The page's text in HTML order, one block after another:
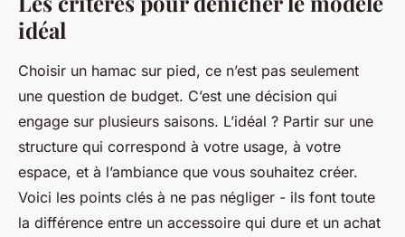
idéal
Choisir un hamac sur pied, ce n’est pas seulement
une question de budget. C’est une décision qui
engage sur plusieurs saisons. L’idéal ? Partir sur une
structure qui correspond à votre usage, à votre
espace, et à l’ambiance que vous souhaitez créer.
Voici les points clés à ne pas négliger - ils font toute
la différence entre un accessoire qui dure et un achat